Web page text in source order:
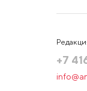
+7